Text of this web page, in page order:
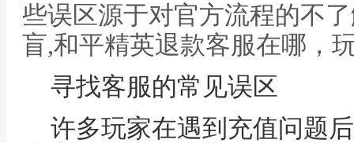
些误区源于对官方流程的不
盲,和平精英退款客服在哪，
寻找客服的常见误区
许多玩家在遇到充值问题